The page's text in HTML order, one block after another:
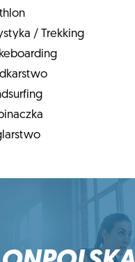
/ Trekking